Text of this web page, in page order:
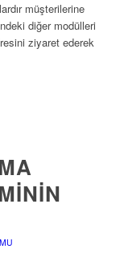
müşterilerine
diğer modülleri
ziyaret ederek